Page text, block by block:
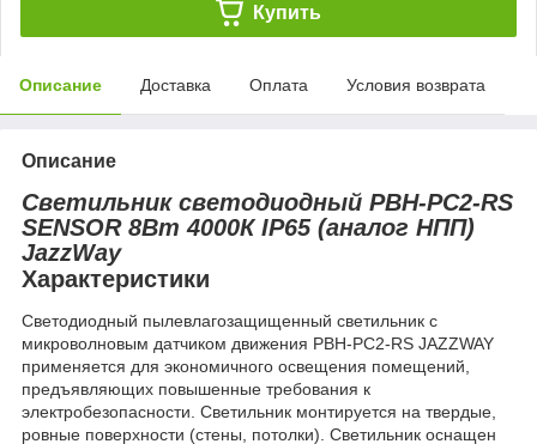
Купить
Описание Доставка Оплата Условия возврата
Описание
Светильник светодиодный PBH-PC2-RS
SENSOR 8Вт 4000К IP65 (аналог НПП)
JazzWay
Характеристики
Светодиодный пылевлагозащищенный светильник с
микроволновым датчиком движения PBH-PC2-RS JAZZWAY
применяется для экономичного освещения помещений,
предъявляющих повышенные требования к
электробезопасности. Светильник монтируется на твердые,
ровные поверхности (стены, потолки). Светильник оснащен